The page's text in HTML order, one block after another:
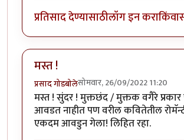
प्रतिसाद देण्यासाठीलॉग इन कराकिंवा
मस्त !
प्रसाद गोडबोलेसोमवार, 26/09/2022 11:20
मस्त ! सुंदर ! मुक्तछंद / मुक्तक वगैरे
आवडत नाहीत पण वरील कवितेतील
एकदम आवडुन गेला! लिहित रहा.